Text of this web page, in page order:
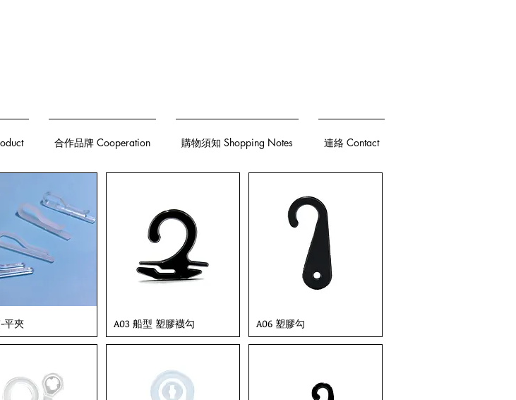
合作品牌 Cooperation 購物須知 Shopping Notes 連絡 Contact
平夾 A03 船型 塑膠襪勾 A06 塑膠勾